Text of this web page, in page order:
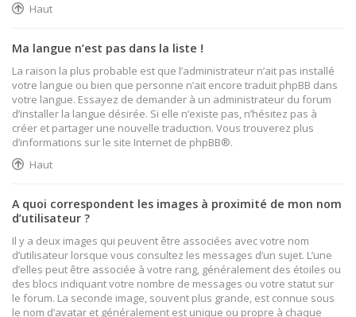
Haut
Ma langue n’est pas dans la liste !
La raison la plus probable est que l’administrateur n’ait pas installé
votre langue ou bien que personne n’ait encore traduit phpBB dans
votre langue. Essayez de demander à un administrateur du forum
d’installer la langue désirée. Si elle n’existe pas, n’hésitez pas à
créer et partager une nouvelle traduction. Vous trouverez plus
d’informations sur le site Internet de phpBB®.
Haut
A quoi correspondent les images à proximité de mon nom
d’utilisateur ?
Il y a deux images qui peuvent être associées avec votre nom
d’utilisateur lorsque vous consultez les messages d’un sujet. L’une
d’elles peut être associée à votre rang, généralement des étoiles ou
des blocs indiquant votre nombre de messages ou votre statut sur
le forum. La seconde image, souvent plus grande, est connue sous
le nom d’avatar et généralement est unique ou propre à chaque